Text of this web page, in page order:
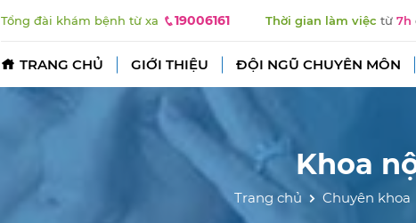
Tổng đài khám bệnh từ xa 19006161 Thời gian làm việc từ 7h
TRANG CHỦ GIỚI THIỆU ĐỘI NGŨ CHUYÊN MÔN
Khoa
Trang chủ Chuyên khoa